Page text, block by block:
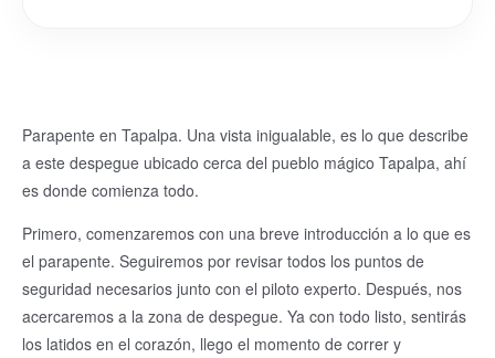
Parapente en Tapalpa. Una vista inigualable, es lo que describe
a este despegue ubicado cerca del pueblo mágico Tapalpa, ahí
es donde comienza todo.
Primero, comenzaremos con una breve introducción a lo que es
el parapente. Seguiremos por revisar todos los puntos de
seguridad necesarios junto con el piloto experto. Después, nos
acercaremos a la zona de despegue. Ya con todo listo, sentirás
los latidos en el corazón, llego el momento de correr y